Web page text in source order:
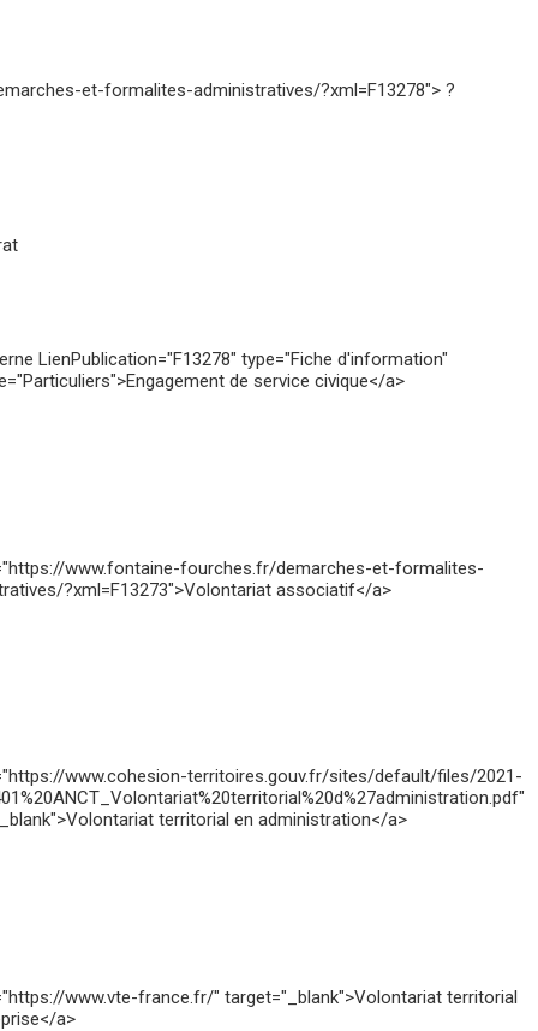
et-formalites-administratives/?xml=F13278"> ?
LienPublication="F13278" type="Fiche d'information"
de service civique</a>
www.fontaine-fourches.fr/demarches-et-formalites-
?xml=F13273">Volontariat associatif</a>
www.cohesion-territoires.gouv.fr/sites/default/files/2021-
territorial en administration</a>
www.vte-france.fr/" target="_blank">Volontariat territorial
a>